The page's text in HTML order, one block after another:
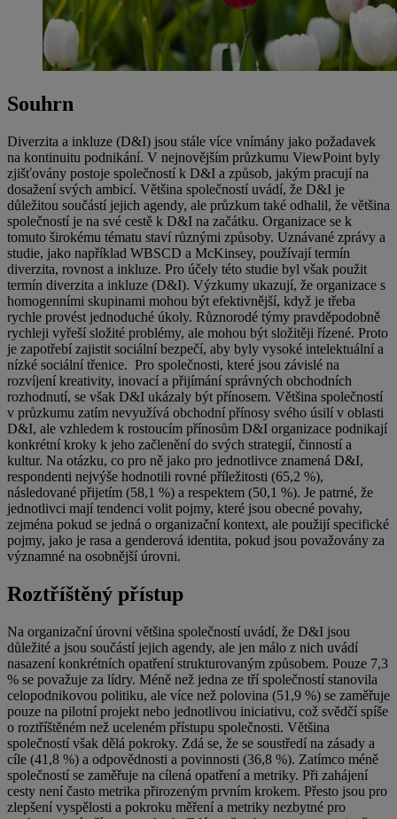
Souhrn
Diverzita a inkluze (D&I) jsou stále více vnímány jako požadavek
na kontinuitu podnikání. V nejnovějším průzkumu ViewPoint byly
zjišťovány postoje společností k D&I a způsob, jakým pracují na
dosažení svých ambicí. Většina společností uvádí, že D&I je
důležitou součástí jejich agendy, ale průzkum také odhalil, že většina
společností je na své cestě k D&I na začátku. Organizace se k
tomuto širokému tématu staví různými způsoby. Uznávané zprávy a
studie, jako například WBSCD a McKinsey, používají termín
diverzita, rovnost a inkluze. Pro účely této studie byl však použit
termín diverzita a inkluze (D&I). Výzkumy ukazují, že organizace s
homogenními skupinami mohou být efektivnější, když je třeba
rychle provést jednoduché úkoly. Různorodé týmy pravděpodobně
rychleji vyřeší složité problémy, ale mohou být složitěji řízené. Proto
je zapotřebí zajistit sociální bezpečí, aby byly vysoké intelektuální a
nízké sociální třenice. Pro společnosti, které jsou závislé na
rozvíjení kreativity, inovací a přijímání správných obchodních
rozhodnutí, se však D&I ukázaly být přínosem. Většina společností
v průzkumu zatím nevyužívá obchodní přínosy svého úsilí v oblasti
D&I, ale vzhledem k rostoucím přínosům D&I organizace podnikají
konkrétní kroky k jeho začlenění do svých strategií, činností a
kultur. Na otázku, co pro ně jako pro jednotlivce znamená D&I,
respondenti nejvýše hodnotili rovné příležitosti (65,2 %),
následované přijetím (58,1 %) a respektem (50,1 %). Je patrné, že
jednotlivci mají tendenci volit pojmy, které jsou obecné povahy,
zejména pokud se jedná o organizační kontext, ale použijí specifické
pojmy, jako je rasa a genderová identita, pokud jsou považovány za
významné na osobnější úrovni.
Roztříštěný přístup
Na organizační úrovni většina společností uvádí, že D&I jsou
důležité a jsou součástí jejich agendy, ale jen málo z nich uvádí
nasazení konkrétních opatření strukturovaným způsobem. Pouze 7,3
% se považuje za lídry. Méně než jedna ze tří společností stanovila
celopodnikovou politiku, ale více než polovina (51,9 %) se zaměřuje
pouze na pilotní projekt nebo jednotlivou iniciativu, což svědčí spíše
o roztříštěném než uceleném přístupu společnosti. Většina
společností však dělá pokroky. Zdá se, že se soustředí na zásady a
cíle (41,8 %) a odpovědnosti a povinnosti (36,8 %). Zatímco méně
společností se zaměřuje na cílená opatření a metriky. Při zahájení
cesty není často metrika přirozeným prvním krokem. Přesto jsou pro
zlepšení vyspělosti a pokroku měření a metriky nezbytné pro